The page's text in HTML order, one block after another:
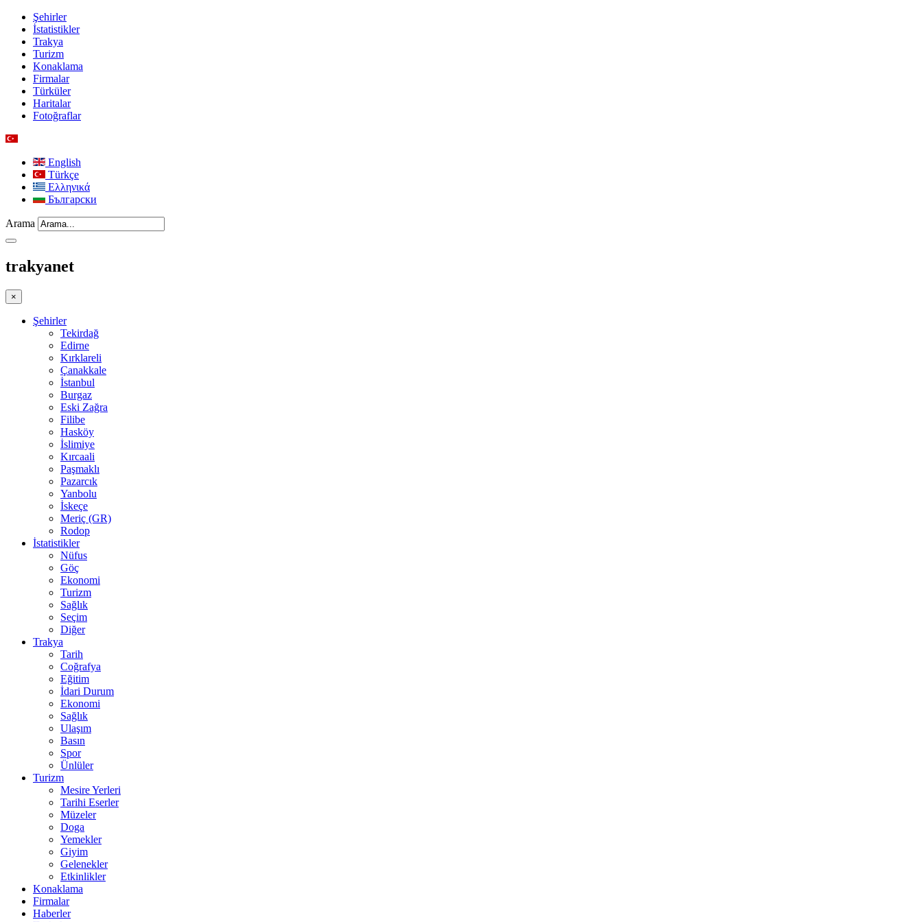
Şehirler
İstatistikler
Trakya
Turizm
Konaklama
Firmalar
Türküler
Haritalar
Fotoğraflar
English
Türkçe
Ελληνικά
Български
Arama
trakyanet
×
Şehirler
Tekirdağ
Edirne
Kırklareli
Çanakkale
İstanbul
Burgaz
Eski Zağra
Filibe
Hasköy
İslimiye
Kırcaali
Paşmaklı
Pazarcık
Yanbolu
İskeçe
Meriç (GR)
Rodop
İstatistikler
Nüfus
Göç
Ekonomi
Turizm
Sağlık
Seçim
Diğer
Trakya
Tarih
Coğrafya
Eğitim
İdari Durum
Ekonomi
Sağlık
Ulaşım
Basın
Spor
Ünlüler
Turizm
Mesire Yerleri
Tarihi Eserler
Müzeler
Doga
Yemekler
Giyim
Gelenekler
Etkinlikler
Konaklama
Firmalar
Haberler